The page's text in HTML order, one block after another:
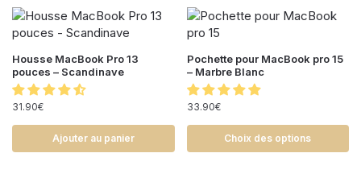
Housse MacBook Pro 13
pouces – Scandinave
31.90€
Ajouter au panier
Pochette pour MacBook pro 15
– Marbre Blanc
33.90€
Choix des options